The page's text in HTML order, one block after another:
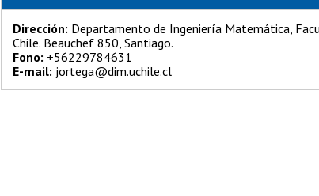
Dirección: Departamento de Ingeniería Matemática,
Chile. Beauchef 850, Santiago.
Fono: +56229784631
E-mail: jortega@dim.uchile.cl